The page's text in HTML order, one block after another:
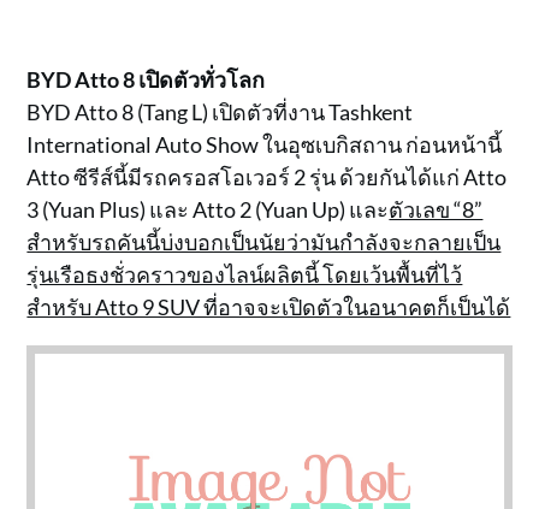
BYD Atto 8 เปิดตัวทั่วโลก
BYD Atto 8 (Tang L) เปิดตัวที่งาน Tashkent
International Auto Show ในอุซเบกิสถาน ก่อนหน้านี้
Atto ซีรีส์นี้มีรถครอสโอเวอร์ 2 รุ่น ด้วยกันได้แก่ Atto
3 (Yuan Plus) และ Atto 2 (Yuan Up) และตัวเลข “8”
สำหรับรถคันนี้บ่งบอกเป็นนัยว่ามันกำลังจะกลายเป็น
รุ่นเรือธงชั่วคราวของไลน์ผลิตนี้ โดยเว้นพื้นที่ไว้
สำหรับ Atto 9 SUV ที่อาจจะเปิดตัวในอนาคตก็เป็นได้